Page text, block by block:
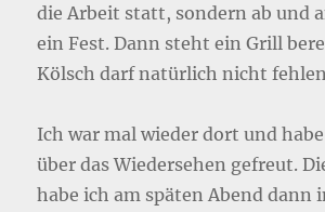
die Arbeit statt, sondern ab und
ein Fest. Dann steht ein Grill
Kölsch darf natürlich nicht
Ich war mal wieder dort und
über das Wiedersehen gefreut.
habe ich am späten Abend dann